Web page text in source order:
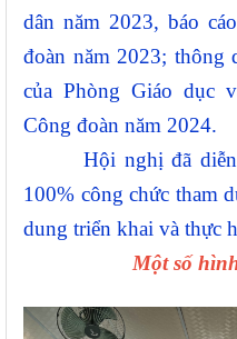
dân năm 2023, báo
đoàn năm 2023; thông
của Phòng Giáo dục
Công đoàn năm 2024.
Hội nghị đã diễn
100% công chức tham
dung triển khai và thực
Một số